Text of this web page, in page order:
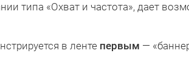
типа «Охват и частота», дает
в ленте первым —